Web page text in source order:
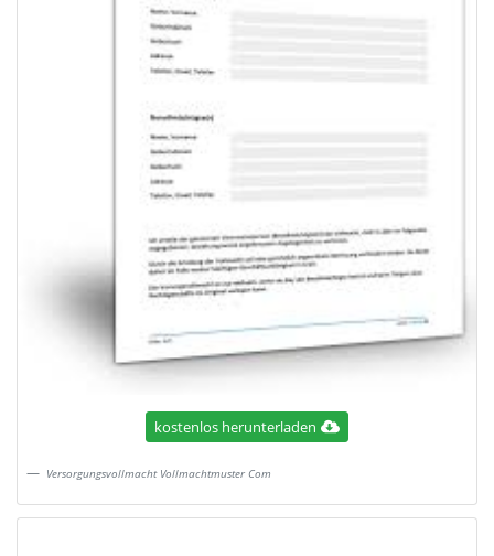
kostenlos herunterladen
Versorgungsvollmacht Vollmachtmuster Com